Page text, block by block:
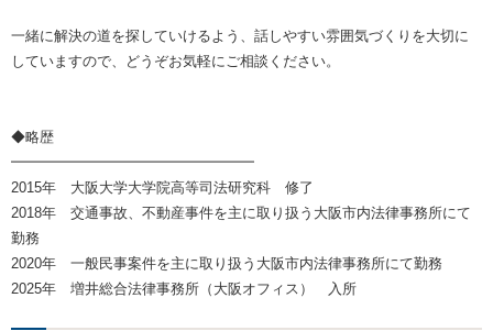
一緒に解決の道を探していけるよう、話しやすい雰囲気づくりを大切に
していますので、どうぞお気軽にご相談ください。
◆略歴
━━━━━━━━━━━━━━━━━
2015年 大阪大学大学院高等司法研究科 修了
2018年 交通事故、不動産事件を主に取り扱う大阪市内法律事務所にて
勤務
2020年 一般民事案件を主に取り扱う大阪市内法律事務所にて勤務
2025年 増井総合法律事務所（大阪オフィス） 入所